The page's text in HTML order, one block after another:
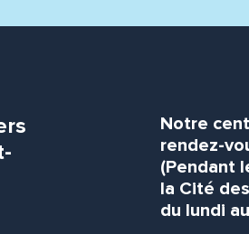
Notre
rendez-
(Pendant
la Cité
du lundi